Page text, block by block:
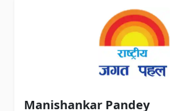
Manishankar Pandey